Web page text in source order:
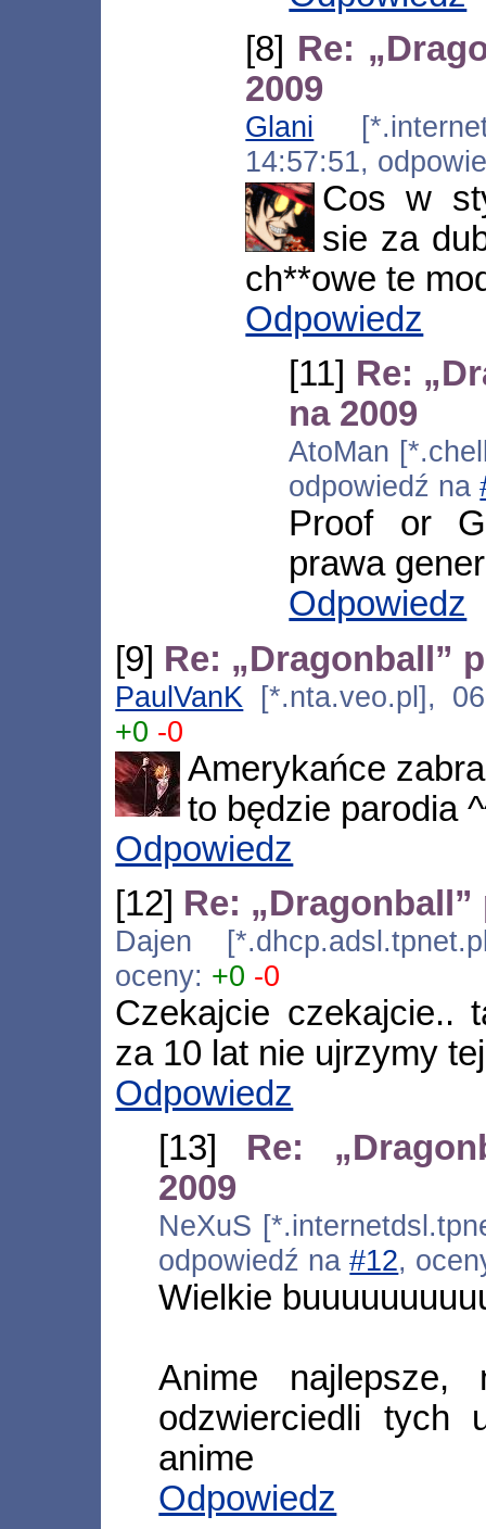
[8] Re:
2009
Glani
14:57:51,
Cos w
sie za
ch**owe te
Odpowiedz
[11] Re:
na 2009
AtoMan
odpowiedź na
Proof or
prawa
Odpowiedz
[9] Re: „Dragonball”
PaulVanK [*.nta.veo.pl],
+0 -0
Amerykańce
to będzie parodia
Odpowiedz
[12] Re:
Dajen
oceny: +0 -0
Czekajcie czekajcie..
za 10 lat nie ujrzymy
Odpowiedz
[13] Re:
2009
NeXuS
odpowiedź na#12,
Wielkie
Anime
odzwierciedli
anime
Odpowiedz